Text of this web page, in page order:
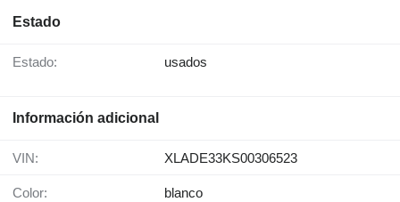
Estado
Estado: usados
Información adicional
VIN: XLADE33KS00306523
Color: blanco